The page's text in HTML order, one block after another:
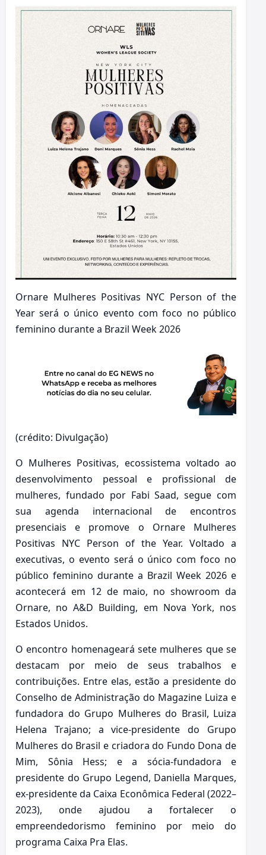
Ornare Mulheres Positivas NYC Person of the
Year será o único evento com foco no público
feminino durante a Brazil Week 2026
(crédito: Divulgação)
O Mulheres Positivas, ecossistema voltado ao
desenvolvimento pessoal e profissional de
mulheres, fundado por Fabi Saad, segue com
sua agenda internacional de encontros
presenciais e promove o Ornare Mulheres
Positivas NYC Person of the Year. Voltado a
executivas, o evento será o único com foco no
público feminino durante a Brazil Week 2026 e
acontecerá em 12 de maio, no showroom da
Ornare, no A&D Building, em Nova York, nos
Estados Unidos.
O encontro homenageará sete mulheres que se
destacam por meio de seus trabalhos e
contribuições. Entre elas, estão a presidente do
Conselho de Administração do Magazine Luiza e
fundadora do Grupo Mulheres do Brasil, Luiza
Helena Trajano; a vice-presidente do Grupo
Mulheres do Brasil e criadora do Fundo Dona de
Mim, Sônia Hess; e a sócia-fundadora e
presidente do Grupo Legend, Daniella Marques,
ex-presidente da Caixa Econômica Federal (2022–
2023), onde ajudou a fortalecer o
empreendedorismo feminino por meio do
programa Caixa Pra Elas.